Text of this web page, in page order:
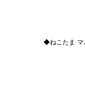
◆ねこたま マ